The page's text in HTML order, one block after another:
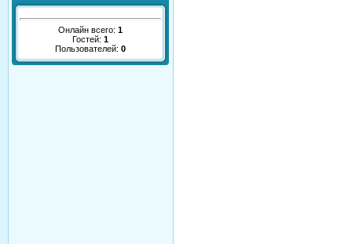
Онлайн всего: 1
Гостей: 1
Пользователей: 0